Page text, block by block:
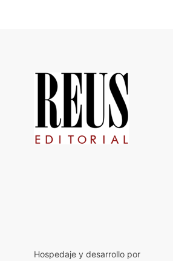
Hospedaje y desarrollo por